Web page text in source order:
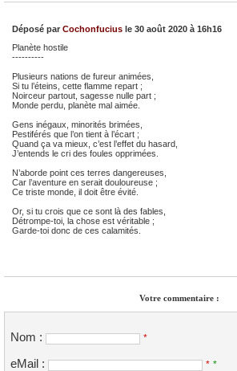
Déposé par Cochonfucius le 30 août 2020 à 16h16
Planète hostile
----------
Plusieurs nations de fureur animées,
Si tu l’éteins, cette flamme repart ;
Noirceur partout, sagesse nulle part ;
Monde perdu, planète mal aimée.
Gens inégaux, minorités brimées,
Pestiférés que l’on tient à l’écart ;
Quand ça va mieux, c’est l’effet du hasard,
J’entends le cri des foules opprimées.
N’aborde point ces terres dangereuses,
Car l’aventure en serait douloureuse ;
Ce triste monde, il doit être évité.
Or, si tu crois que ce sont là des fables,
Détrompe-toi, la chose est véritable ;
Garde-toi donc de ces calamités.
Votre commentaire :
Nom : *
eMail : * *